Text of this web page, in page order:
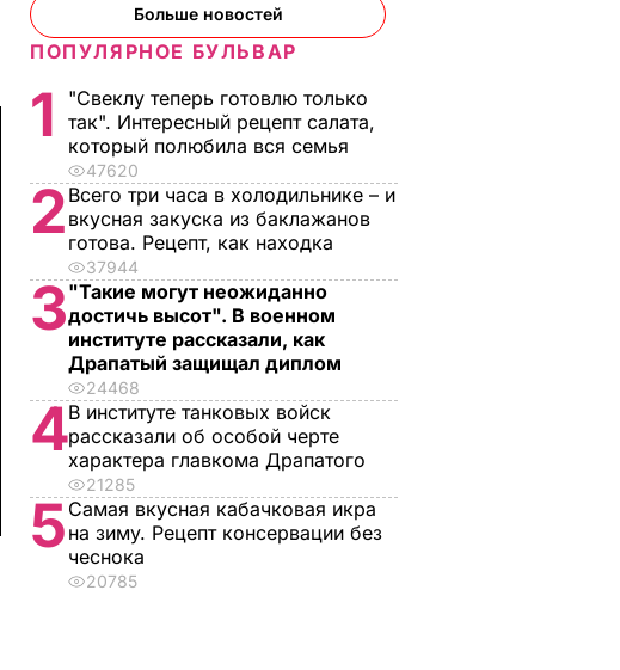
Больше новостей
ПОПУЛЯРНОЕ БУЛЬВАР
1
"Свеклу теперь готовлю только
так". Интересный рецепт салата,
который полюбила вся семья
47620
2 Всего три часа в холодильнике – и
вкусная закуска из баклажанов
готова. Рецепт, как находка
37944
3"Такие могут неожиданно
достичь высот". В военном
институте рассказали, как
Драпатый защищал диплом
24468
4В институте танковых войск
рассказали об особой черте
характера главкома Драпатого
21285
5 Самая вкусная кабачковая икра
на зиму. Рецепт консервации без
чеснока
20785